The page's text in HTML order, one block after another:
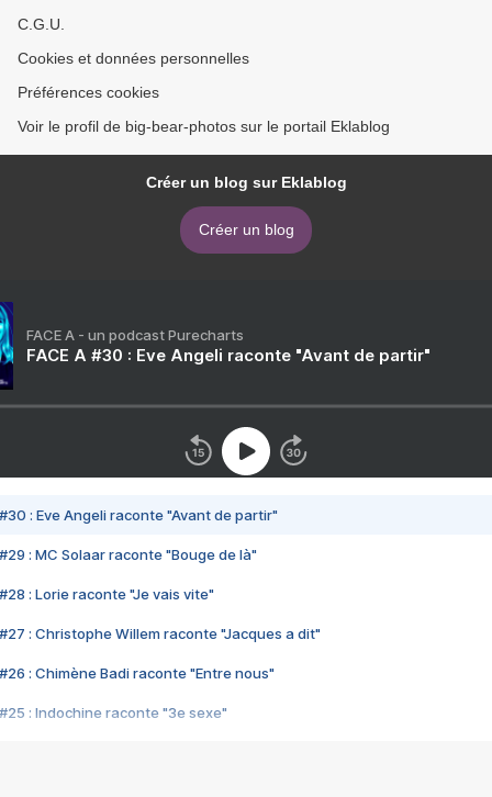
C.G.U.
Cookies et données personnelles
Préférences cookies
Voir le profil de big-bear-photos sur le portail Eklablog
Créer un blog sur Eklablog
Créer un blog
FACE A - un podcast Purecharts
FACE A #30 : Eve Angeli raconte "Avant de partir"
#30 : Eve Angeli raconte "Avant de partir"
#29 : MC Solaar raconte "Bouge de là"
#28 : Lorie raconte "Je vais vite"
#27 : Christophe Willem raconte "Jacques a dit"
#26 : Chimène Badi raconte "Entre nous"
#25 : Indochine raconte "3e sexe"